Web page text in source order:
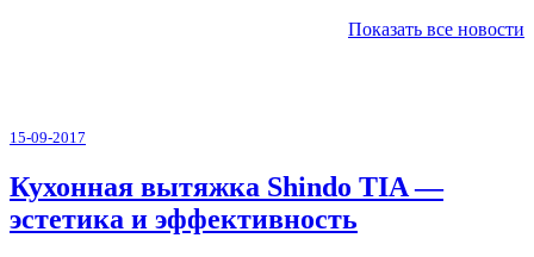
Показать все новости
15-09-2017
Кухонная вытяжка Shindo TIA —
эстетика и эффективность